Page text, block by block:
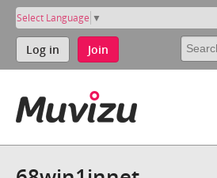
Select Language ▼
Log in Join